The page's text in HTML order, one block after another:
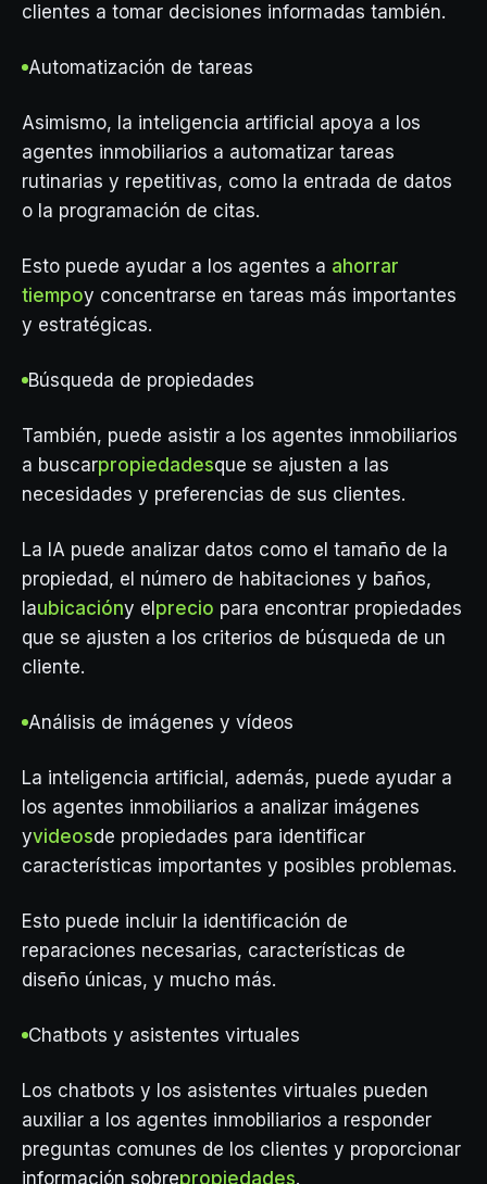
clientes a tomar decisiones informadas también.
Automatización de tareas
Asimismo, la inteligencia artificial apoya a los
agentes inmobiliarios a automatizar tareas
rutinarias y repetitivas, como la entrada de datos
o la programación de citas.
Esto puede ayudar a los agentes a ahorrar
tiempoy concentrarse en tareas más importantes
y estratégicas.
Búsqueda de propiedades
También, puede asistir a los agentes inmobiliarios
a buscarpropiedadesque se ajusten a las
necesidades y preferencias de sus clientes.
La IA puede analizar datos como el tamaño de la
propiedad, el número de habitaciones y baños,
laubicacióny el precio para encontrar propiedades
que se ajusten a los criterios de búsqueda de un
cliente.
Análisis de imágenes y vídeos
La inteligencia artificial, además, puede ayudar a
los agentes inmobiliarios a analizar imágenes
yvideosde propiedades para identificar
características importantes y posibles problemas.
Esto puede incluir la identificación de
reparaciones necesarias, características de
diseño únicas, y mucho más.
Chatbots y asistentes virtuales
Los chatbots y los asistentes virtuales pueden
auxiliar a los agentes inmobiliarios a responder
preguntas comunes de los clientes y proporcionar
información sobrepropiedades.